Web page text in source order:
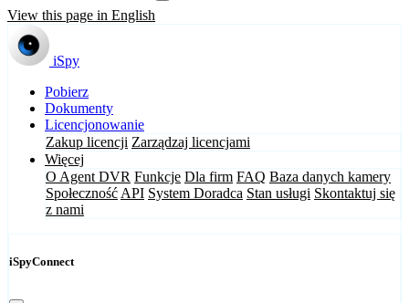
View this page in English
iSpy
Pobierz
Dokumenty
Licencjonowanie
Zakup licencji Zarządzaj licencjami
Więcej
O Agent DVR Funkcje Dla firm FAQ Baza danych kamery
Społeczność API System Doradca Stan usługi Skontaktuj się
z nami
iSpyConnect